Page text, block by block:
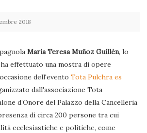
2018
María Teresa Muñoz Guillén, lo
effettuato una mostra di opere
dell'evento Tota Pulchra es
dall'associazione Tota
d’Onore del Palazzo della Cancelleria
di circa 200 persone tra cui
ecclesiastiche e politiche, come